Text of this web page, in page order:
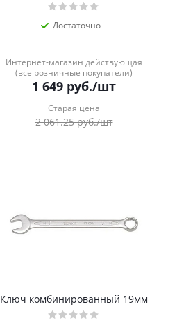
Достаточно
Интернет-магазин действующая
(все розничные покупатели)
1 649 руб./шт
Старая цена
2 061.25руб./шт
Ключ комбинированный 19мм